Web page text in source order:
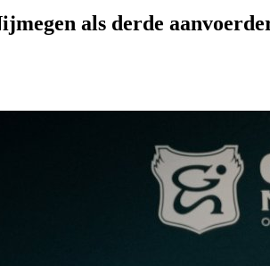
als derde